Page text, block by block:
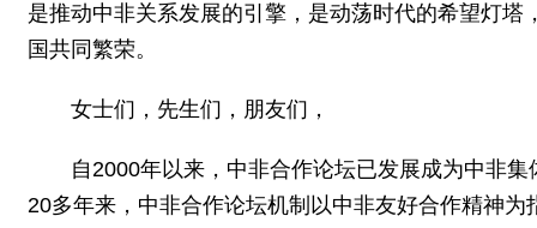
是推动中非关系发展的引擎，是动荡时代的希望灯
国共同繁荣。
女士们，先生们，朋友们，
自2000年以来，中非合作论坛已发展成为中非
20多年来，中非合作论坛机制以中非友好合作精神